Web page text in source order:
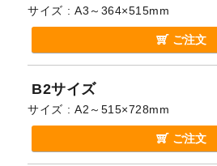
サイズ A3～364×515mm
ご注文
B2サイズ
サイズ A2～515×728mm
ご注文